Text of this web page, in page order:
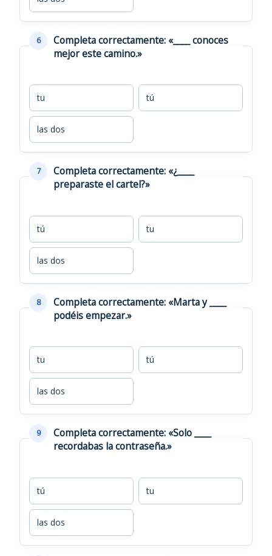
6
Completa correctamente: «____ conoces
mejor este camino.»
tu tú
las dos
7
Completa correctamente: «¿____
preparaste el cartel?»
tú tu
las dos
8
Completa correctamente: «Marta y ____
podéis empezar.»
tu tú
las dos
9
Completa correctamente: «Solo ____
recordabas la contraseña.»
tú tu
las dos